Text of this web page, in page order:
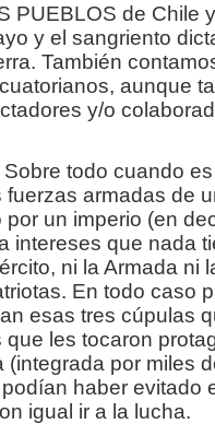
PUEBLOS de Chile
y el sangriento
También
aunque
y/o
todo cuando
armadas de
un imperio (en
intereses que nada
ni la Armada ni
En todo caso
esas tres cúpulas
les tocaron
(integrada por miles
haber evitado
igual ir a la lucha.